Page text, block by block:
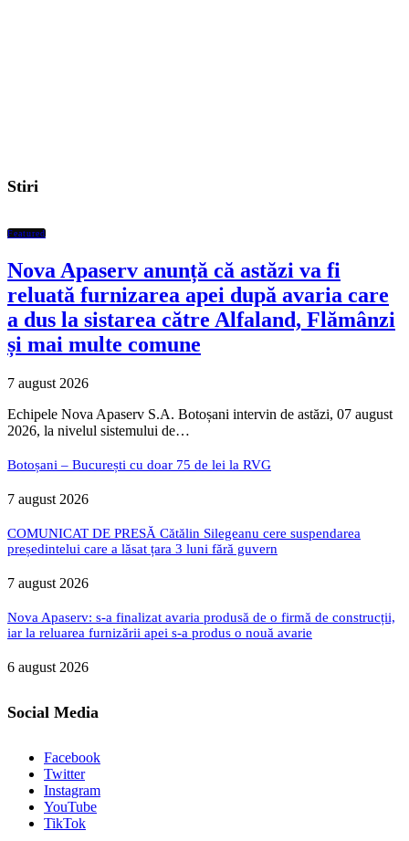
Stiri
Featured
Nova Apaserv anunță că astăzi va fi
reluată furnizarea apei după avaria care
a dus la sistarea către Alfaland, Flămânzi
și mai multe comune
7 august 2026
Echipele Nova Apaserv S.A. Botoșani intervin de astăzi, 07 august
2026, la nivelul sistemului de…
Botoșani – București cu doar 75 de lei la RVG
7 august 2026
COMUNICAT DE PRESĂ Cătălin Silegeanu cere suspendarea
președintelui care a lăsat țara 3 luni fără guvern
7 august 2026
Nova Apaserv: s-a finalizat avaria produsă de o firmă de construcții,
iar la reluarea furnizării apei s-a produs o nouă avarie
6 august 2026
Social Media
Facebook
Twitter
Instagram
YouTube
TikTok